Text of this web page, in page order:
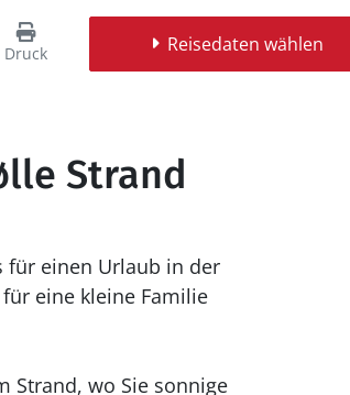
Druck Reisedaten wählen
Strand
für einen Urlaub in der
eine kleine Familie
Strand, wo Sie sonnige